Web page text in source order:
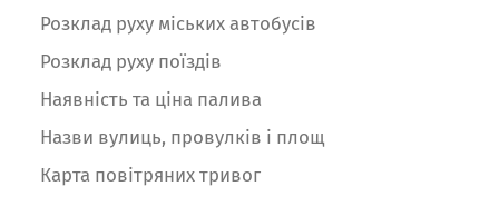
Розклад руху міських автобусів
Розклад руху поїздів
Наявність та ціна палива
Назви вулиць, провулків і площ
Карта повітряних тривог